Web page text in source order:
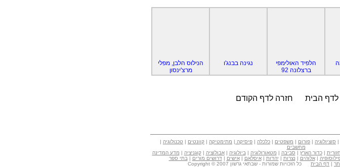
הלפיד האולימפי
ברצלונה 92
נגינה בבנג'ו
הנילוס הלבן, מפלי
מרצ'ינסון
לדף הבית חזרה לדף הקודם
| סוציולוגיה | פורום | משפטים | כלכלה | פיסיקה | מתימטיקה | קוונטים | טכנולוגיה |
מחשבים
|כדור הארץ | סביבה | מטאורולוגיה | ביולוגיה |אבולוציה |קוגניציה | מדע המדינה
|אלוהים | נצרות | יהדות |איסלאם |אישים |דרושים מורים | בתי ספר
| דף הבית כל הזכויות שמורות - שבתאי גרשון Copyright © 2007